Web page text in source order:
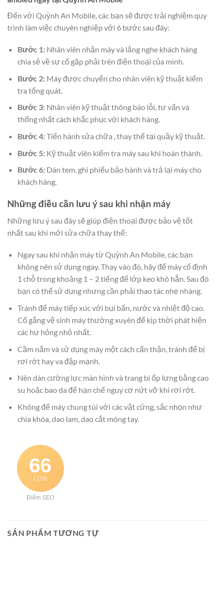
Đến với Quỳnh An Mobile, các bạn sẽ được trải nghiệm quy
trình làm việc chuyên nghiệp với 6 bước sau đây:
Bước 1: Nhân viên nhận máy và lắng nghe khách hàng
chia sẻ về sự cố gặp phải trên điện thoại của mình.
Bước 2:Máy được chuyển cho nhân viên kỹ thuật kiểm
tra tổng quát.
Bước 3: Nhân viên kỹ thuật thông báo lỗi, tư vấn và
thống nhất cách khắc phục với khách hàng.
Bước 4:Tiến hành sửa chữa , thay thế tại quầy kỹ thuật.
Bước 5: Kỹ thuật viên kiểm tra máy sau khi hoàn thành.
Bước 6:Dán tem, ghi phiếu bảo hành và trả lại máy cho
khách hàng.
Những điều cần lưu ý sau khi nhận máy
Những lưu ý sau đây sẽ giúp điện thoại được bảo vệ tốt
nhất sau khi mới sửa chữa thay thế:
Ngay sau khi nhận máy từ Quỳnh An Mobile, các bạn
không nên sử dụng ngay. Thay vào đó, hãy để máy cố định
1 chỗ trong khoảng 1 – 2 tiếng để lớp keo khô hẳn. Sau đó
bạn có thể sử dụng nhưng cần phải thao tác nhẹ nhàng.
Tránh để máy tiếp xúc với bụi bẩn, nước và nhiệt độ cao.
Cố gắng vệ sinh máy thường xuyên để kịp thời phát hiện
các hư hỏng nhỏ nhất.
Cầm nắm và sử dụng máy một cách cẩn thận, tránh để bị
rơi rớt hay va đập mạnh.
Nên dán cường lực màn hình và trang bị ốp lưng bằng cao
su hoặc bao da để hạn chế nguy cơ nứt vỡ khi rơi rớt.
Không để máy chung túi với các vật cứng, sắc nhọn như
chìa khóa, dao lam, dao cắt móng tay.
66
/ 100
Điểm SEO
SẢN PHẨM TƯƠNG TỰ